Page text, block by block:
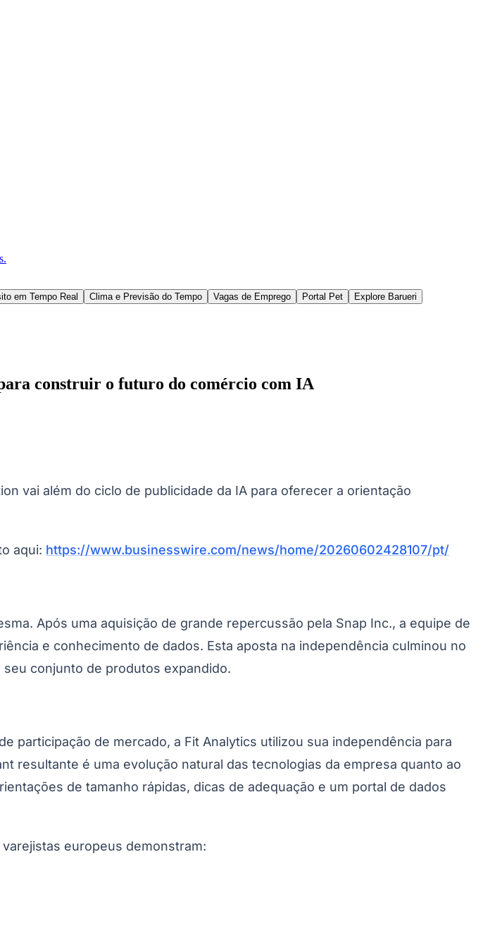
Jardim EsperançaJardim GrazielaJardim Iracema Jardim Itaquiti Jardim Julio Jardim LíbanoJardim Maria
em Tempo Real Clima e Previsão do Tempo Vagas de Emprego Portal Pet
Explore Barueri
construir o futuro do comércio com IA
vai além do ciclo de publicidade da IA ​​para oferecer a orientação
aqui: https://www.businesswire.com/news/home/20260602428107/pt/
Após uma aquisição de grande repercussão pela Snap Inc., a equipe de
e conhecimento de dados. Esta aposta na independência culminou no
conjunto de produtos expandido.
participação de mercado, a Fit Analytics utilizou sua independência para
resultante é uma evolução natural das tecnologias da empresa quanto ao
de tamanho rápidas, dicas de adequação e um portal de dados
europeus demonstram: